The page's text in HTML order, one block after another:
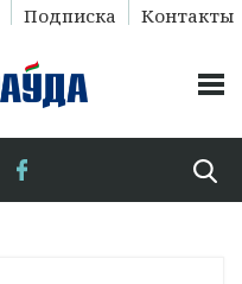
Подписка Контакты